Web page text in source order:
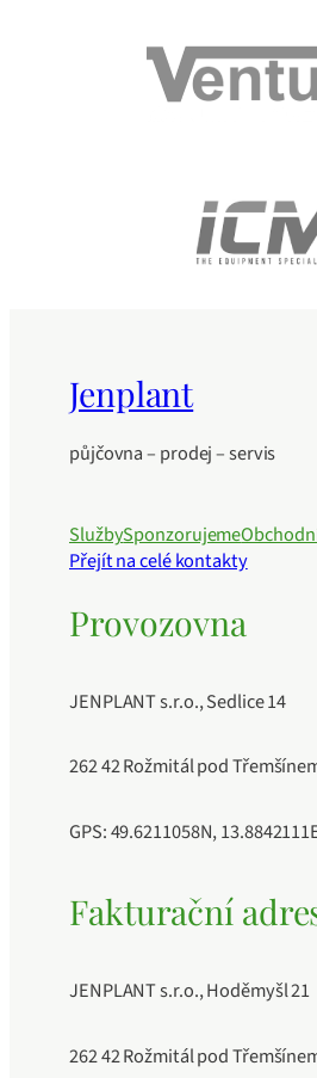
Jenplant
půjčovna – prodej – servis
SlužbySponzorujeme
Přejít na celé kontakty
Provozovna
JENPLANT s.r.o., Sedlice 14
262 42 Rožmitál pod
GPS: 49.6211058N,
Fakturační
JENPLANT s.r.o., Hoděmyšl 21
262 42 Rožmitál pod